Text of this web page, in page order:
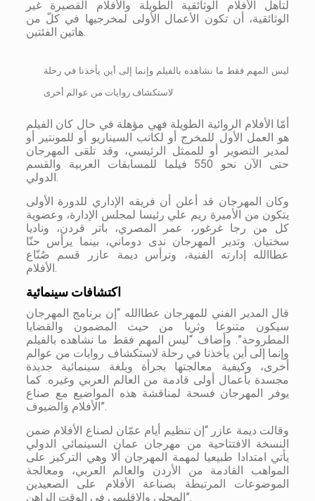
لتأهل الأفلام الوثائقية الطويلة والأفلام القصيرة غير
الوثائقية، أن تكون الأعمال الأولى لمخرجيها في كلّ من
هاتين الفئتين.
ليس المهم فقط ما نشاهده بالفيلم وإنما إلى أين يأخذنا في رحلة
لاستكشاف روايات من عوالم أخرى
أمّا الأفلام الروائية الطويلة فهي مؤهلة في حال كان الفيلم
هو العمل الأول للمخرج أو لكاتب السيناريو أو للمونتير أو
لمدير التصوير أو للممثل الرئيسي، وقد تلقى المهرجان
حتى الآن نحو 550 فيلما للمسابقات العربية والقسم
الدولي.
وكان المهرجان قد أعلن أن فريقه الإداري للدورة الأولى
يتكون من الأميرة ريم علي رئيسا لمجلس الإدارة، وعضوية
كل من رجا غرغور، عمر المصري، باتر قردن، وناديا
سختيان. وتدير المهرجان ندى دوماني، بينما يرأس حنّا
عطاالله إدارته الفنية، وترأس ديمة عازر قسم صُنّاع
الأفلام.
اكتشافات سينمائية
قال المدير الفني للمهرجان عطاالله “إن برنامج المهرجان
سيكون متنوعا وثريا من حيث المضمون والقضايا
المطروحة”. وأضاف “ليس المهم فقط ما نشاهده بالفيلم
وإنما إلى أين يأخذنا في رحلة لاستكشاف روايات من عوالم
أخرى، وكيفية معالجتها بجرأة وبلغة سينمائية جديدة
مجسدة بأعمال أولى قادمة من العالم العربي وغيره. كما
يوفر المهرجان فسحة لمناقشة هذه المواضيع مع صناع
الأفلام وَالضيوف”.
وقالت ديمة عازر “إن تنظيم أيام عمّان لصناع الأفلام ضمن
النسخة الافتتاحية من مهرجان عمان السينمائي الدولي
يأتي امتدادا طبيعيا لمهمة المهرجان ألا وهي التركيز على
المواهب القادمة من الأردن والعالم العربي، ومعالجة
الموضوعات المرتبطة بصناعة الأفلام على الصعيدين
المحلي والإقليمي في الوقت الراهن”.